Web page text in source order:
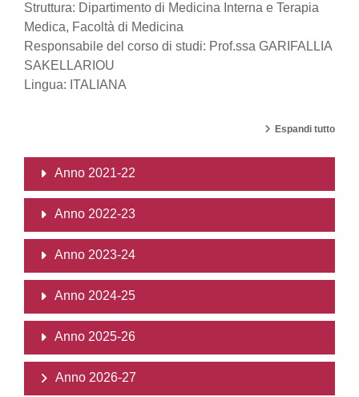
Struttura: Dipartimento di Medicina Interna e Terapia
Medica, Facoltà di Medicina
Responsabile del corso di studi: Prof.ssa GARIFALLIA
SAKELLARIOU
Lingua: ITALIANA
Espandi tutto
Anno 2021-22
Anno 2022-23
Anno 2023-24
Anno 2024-25
Anno 2025-26
Anno 2026-27